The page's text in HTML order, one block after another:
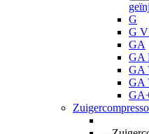
G
G
GA
GA
GA
GA